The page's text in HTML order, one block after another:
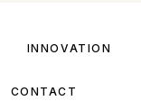
INNOVATION
CONTACT